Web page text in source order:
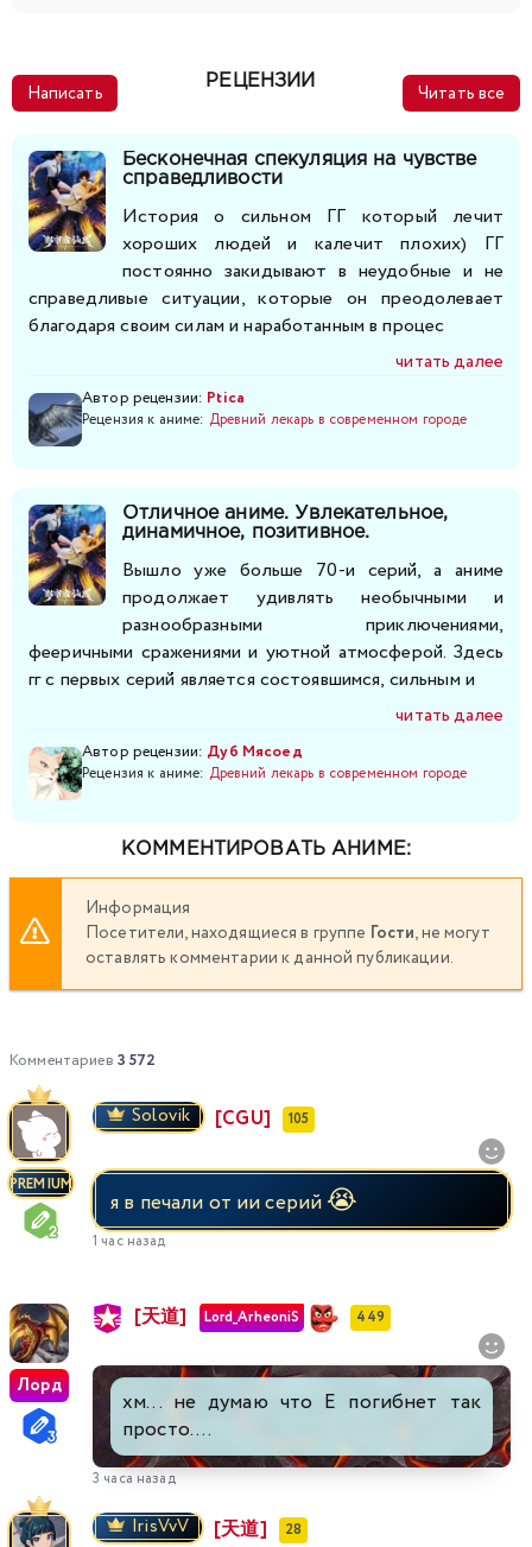
Написать
РЕЦЕНЗИИ
Читать все
Бесконечная спекуляция на чувстве
справедливости
История о сильном ГГ который лечит
хороших людей и калечит плохих) ГГ
постоянно закидывают в неудобные и не
справедливые ситуации, которые он преодолевает
благодаря своим силам и наработанным в процес
читать далее
Автор рецензии: Ptica
Рецензия к аниме: Древний лекарь в современном городе
Отличное аниме. Увлекательное,
динамичное, позитивное.
Вышло уже больше 70-и серий, а аниме
продолжает удивлять необычными и
разнообразными приключениями,
фееричными сражениями и уютной атмосферой. Здесь
гг с первых серий является состоявшимся, сильным и
читать далее
Автор рецензии: Дуб Мясоед
Рецензия к аниме: Древний лекарь в современном городе
КОММЕНТИРОВАТЬ АНИМЕ:
Информация
Посетители, находящиеся в группе Гости, не могут
оставлять комментарии к данной публикации.
Комментариев 3 572
PREMIUM
Solovik [CGU] 105
я в печали от ии серий 😭
1 час назад
Лорд
[天道] Lord_ArheoniS 449
хм... не думаю что Е погибнет так
просто....
3 часа назад
IrisVvV [天道] 28